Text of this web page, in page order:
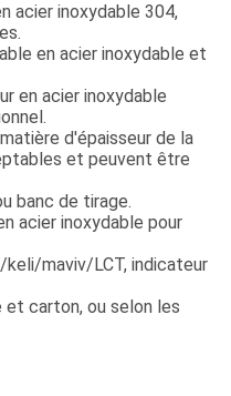
acier inoxydable 304,
en acier inoxydable et
en acier inoxydable
d'épaisseur de la
et peuvent être
banc de tirage.
acier inoxydable pour
maviv/LCT, indicateur
carton, ou selon les